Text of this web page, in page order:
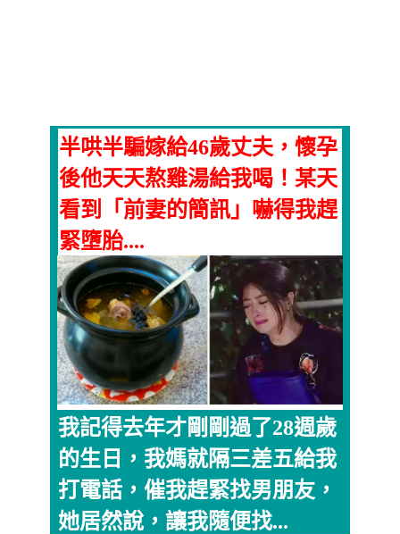
半哄半騙嫁給46歲丈夫，懷孕
後他天天熬雞湯給我喝！某天
看到「前妻的簡訊」嚇得我趕
緊墮胎....
我記得去年才剛剛過了28週歲
的生日，我媽就隔三差五給我
打電話，催我趕緊找男朋友，
她居然說，讓我隨便找...